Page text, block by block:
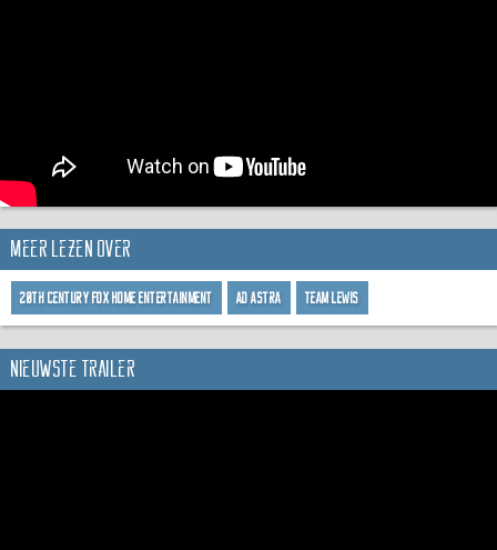
Meer lezen over
20th Century Fox Home Entertainment Ad Astra Team Lewis
Nieuwste trailer